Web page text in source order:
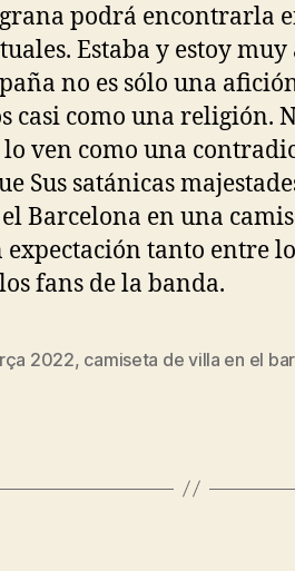
podrá encontrarla
Estaba y estoy muy
no es sólo una
casi como una religión.
ven como una
Sus satánicas
Barcelona en una
expectación tanto entre
fans de la banda.
2022, camiseta de villa en el